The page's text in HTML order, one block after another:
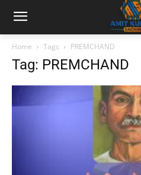
Home Tags PREMCHAND
Tag: PREMCHAND